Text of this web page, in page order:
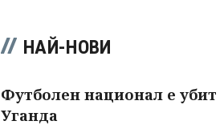
НАЙ-НОВИ
Футболен национал е убит
Уганда